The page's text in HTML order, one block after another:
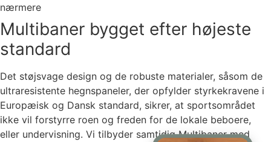
nærmere
Multibaner bygget efter højeste
standard
Det støjsvage design og de robuste materialer, såsom de
ultraresistente hegnspaneler, der opfylder styrkekravene i
Europæisk og Dansk standard, sikrer, at sportsområdet
ikke vil forstyrre roen og freden for de lokale beboere,
eller undervisning. Vi tilbyder samtidig Multibaner med